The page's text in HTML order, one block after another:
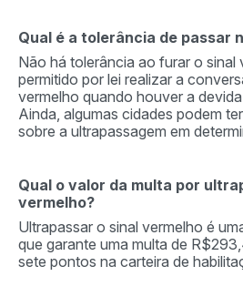
Qual é a tolerância de passar
Não há tolerância ao furar o sinal
permitido por lei realizar a
vermelho quando houver a
Ainda, algumas cidades podem
sobre a ultrapassagem em
Qual o valor da multa por
vermelho?
Ultrapassar o sinal vermelho é
que garante uma multa de
sete pontos na carteira de